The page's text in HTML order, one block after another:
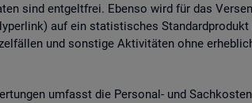
sind ent­gelt­frei. Eben­so wird für das
auf ein sta­tis­ti­sches
und sons­ti­ge Ak­ti­vi­tä­ten ohne
um­fasst die Per­so­nal- und